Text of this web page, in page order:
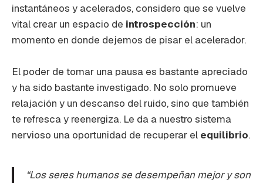
instantáneos y acelerados, considero que se vuelve
vital crear un espacio de introspección: un
momento en donde dejemos de pisar el acelerador.
El poder de tomar una pausa es bastante apreciado
y ha sido bastante investigado. No solo promueve
relajación y un descanso del ruido, sino que también
te refresca y reenergiza. Le da a nuestro sistema
nervioso una oportunidad de recuperar el equilibrio.
“Los seres humanos se desempeñan mejor y son